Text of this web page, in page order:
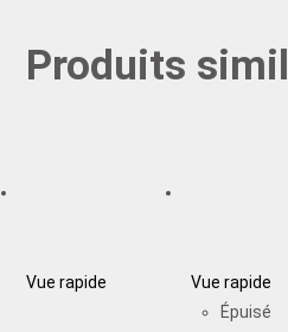
Produits
Vue rapide
Vue rapide
Épuisé